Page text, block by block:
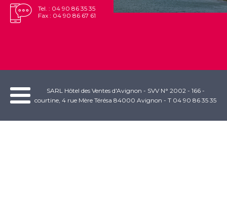
Tel. : 04 90 86 35 35
Fax : 04 90 86 67 61
SARL Hôtel des Ventes d'Avignon - SVV N° 2002 - 166 -
courtine, 4 rue Mère Térésa 84000 Avignon - T 04 90 86 35 35